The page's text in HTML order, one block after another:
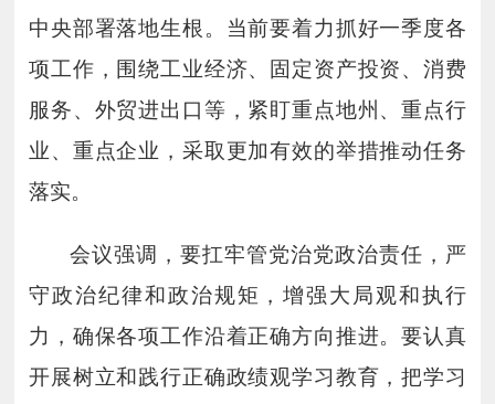
中央部署落地生根。当前要着力抓好一季度各
项工作，围绕工业经济、固定资产投资、消费
服务、外贸进出口等，紧盯重点地州、重点行
业、重点企业，采取更加有效的举措推动任务
落实。
会议强调，要扛牢管党治党政治责任，严
守政治纪律和政治规矩，增强大局观和执行
力，确保各项工作沿着正确方向推进。要认真
开展树立和践行正确政绩观学习教育，把学习